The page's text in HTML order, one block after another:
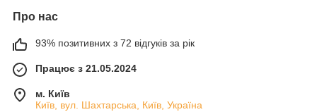
Про нас
93% позитивних з 72 відгуків за рік
Працює з 21.05.2024
м. Київ
Київ, вул. Шахтарська, Київ, Україна